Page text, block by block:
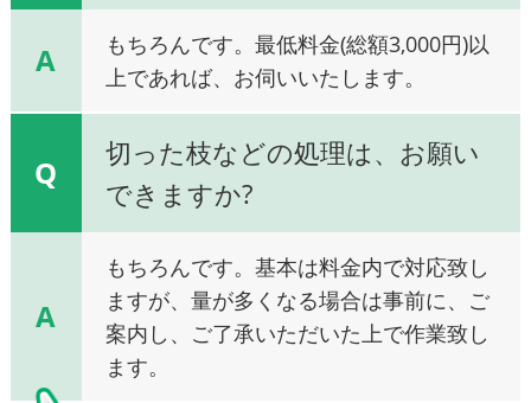
A
もちろんです。最低料金(総額3,000円)以
上であれば、お伺いいたします。
Q
切った枝などの処理は、お願い
できますか?
A
もちろんです。基本は料金内で対応致し
ますが、量が多くなる場合は事前に、ご
案内し、ご了承いただいた上で作業致し
ます。